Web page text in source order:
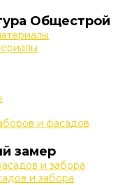
Общестрой
и фасадов
замер
и забора